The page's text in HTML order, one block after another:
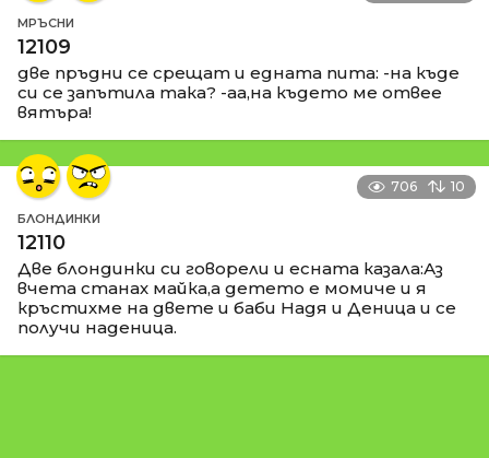
МРЪСНИ
12109
две пръдни се срещат и едната пита: -на къде
си се запътила така? -аа,на където ме отвее
вятъра!
706 10
БЛОНДИНКИ
12110
Две блондинки си говорели и есната казала:Аз
вчета станах майка,а детето е момиче и я
кръстихме на двете и баби Надя и Деница и се
получи наденица.